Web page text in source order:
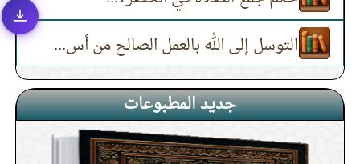
كيف تعلق قلبك بالله جل في علاه
أصل الانتكاسات ذنوب الخلوات
كيف يعالج الإنسان نفسه من الحسد.
التوسل إلى الله بالعمل الصالح من أس...
جديد المطبوعات